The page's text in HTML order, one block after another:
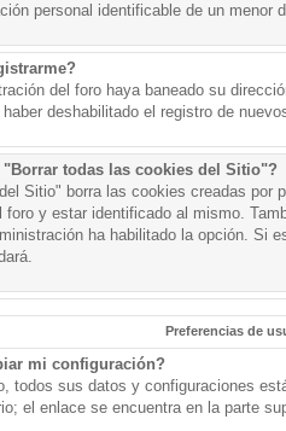
personal identificable de un menor
del foro haya baneado su
deshabilitado el registro de
todas las cookies del Sitio"?
Sitio" borra las cookies creadas por
y estar identificado al mismo.
ha habilitado la opción. Si
Preferencias de
mi configuración?
todos sus datos y configuraciones
el enlace se encuentra en la parte